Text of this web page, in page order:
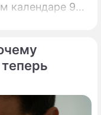
календаре 9